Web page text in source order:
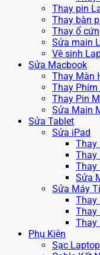
Thay pin
Thay bàn
Thay ổ
Sửa main
Vệ sinh
Sửa Macbook
Thay Màn
Thay
Thay Pin
Sửa Main
Sửa Tablet
Sửa iPad
Thay
Thay
Thay
Sửa
Sửa Máy
Thay
Thay
Thay
Phụ Kiện
Sạc Laptop